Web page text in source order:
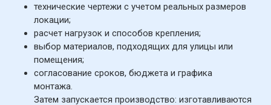
технические чертежи с учетом реальных размеров
локации;
расчет нагрузок и способов крепления;
выбор материалов, подходящих для улицы или
помещения;
согласование сроков, бюджета и графика
монтажа.
Затем запускается производство: изготавливаются